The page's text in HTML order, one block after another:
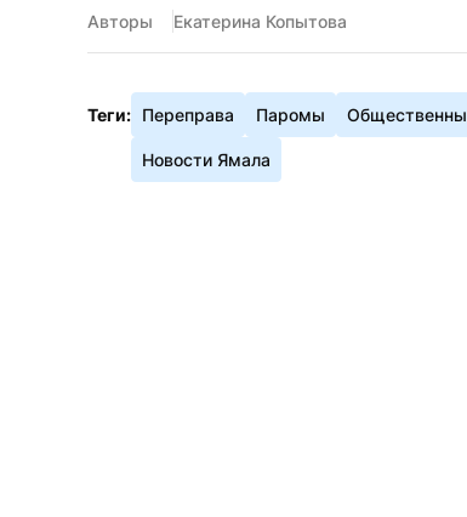
Авторы Екатерина Копытова
Теги: Переправа Паромы
Новости Ямала